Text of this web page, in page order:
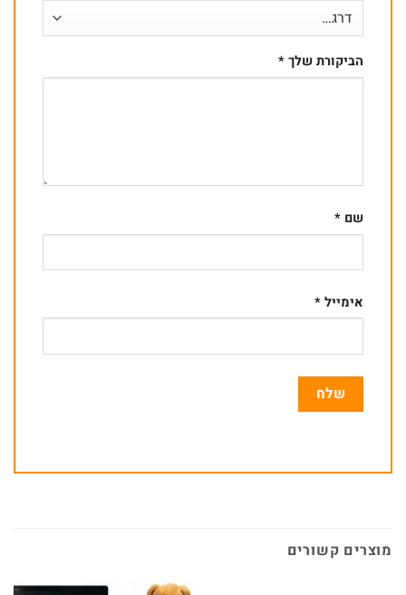
הביקורת שלך*
שם *
אימייל*
מוצרים קשורים